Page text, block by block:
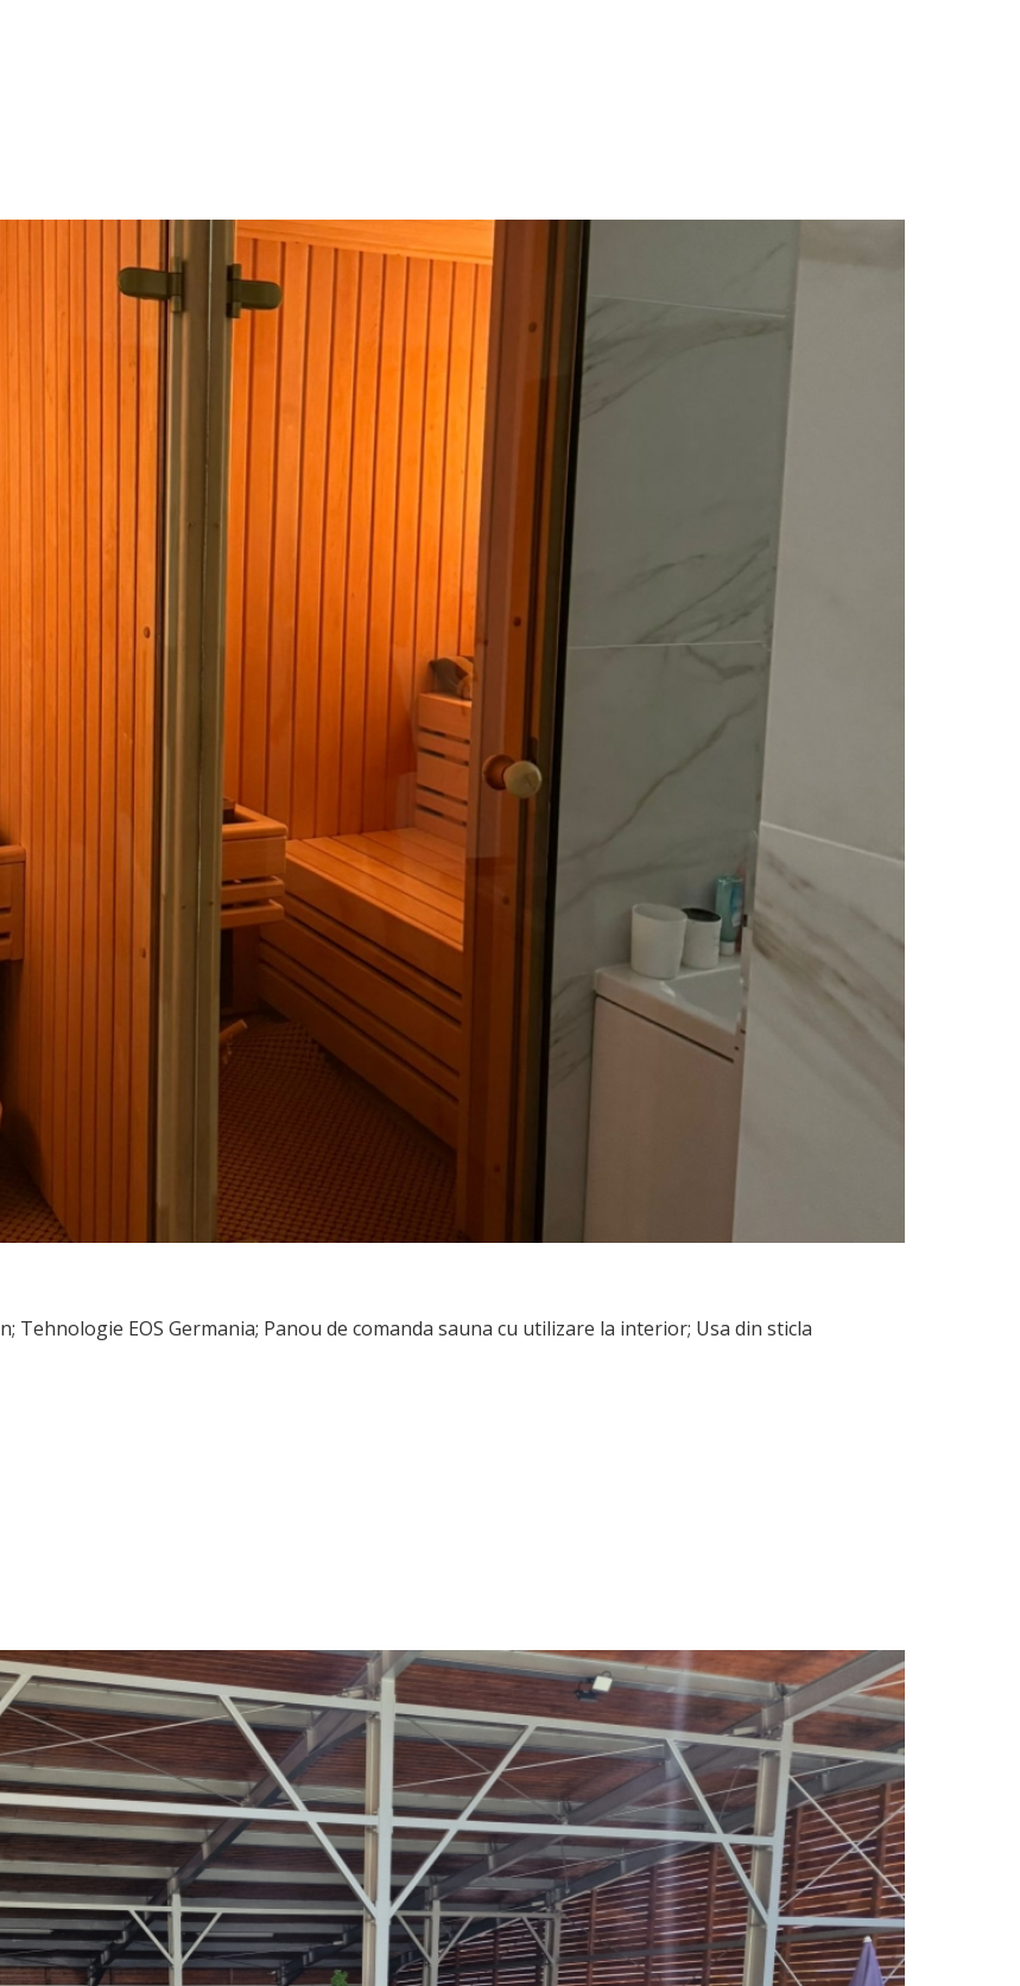
Tehnologie EOS Germania; Panou de comanda sauna cu utilizare la interior; Usa din sticla